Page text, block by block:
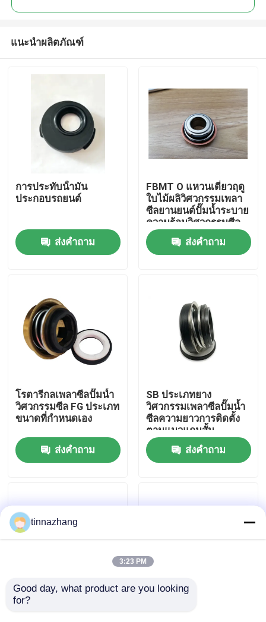
สินค้า
เกี่ยวกับเรา
ทัวร์โรงงาน
ติดต่อเรา
ขอใบเสนอราคา
ยางซีลน้ำมัน
แนะนำผลิตภัณฑ์
การประทับน้ํามัน
ประกอบรถยนต์
ส่งคำถาม
FBMT O แหวนเดี่ยวฤดู
ใบไม้ผลิวิศวกรรมเพลา
ซีลยานยนต์ปั๊มน้ำระบาย
ความร้อนวิศวกรรมซีล
ส่งคำถาม
โรตารีกลเพลาซีลปั๊มน้ำ
วิศวกรรมซีล FG ประเภท
ขนาดที่กำหนดเอง
ส่งคำถาม
SB ประเภทยาง
วิศวกรรมเพลาซีลปั๊มน้ำ
ซีลความยาวการติดตั้ง
ตามแนวแกนสั้น
ส่งคำถาม
ยางสูบลมซีลเพลา 108
tinnazhang
3:23 PM
Good day, what product are you looking
for?